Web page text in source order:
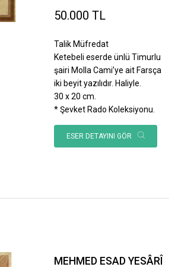
50.000 TL
Talik Müfredat
Ketebeli eserde ünlü Timurlu
şairi Molla Cami’ye ait Farsça
iki beyit yazılıdır. Haliyle.
30 x 20 cm.
* Şevket Rado Koleksiyonu.
ESER DETAYINI GÖR
MEHMED ESAD YESÂRÎ